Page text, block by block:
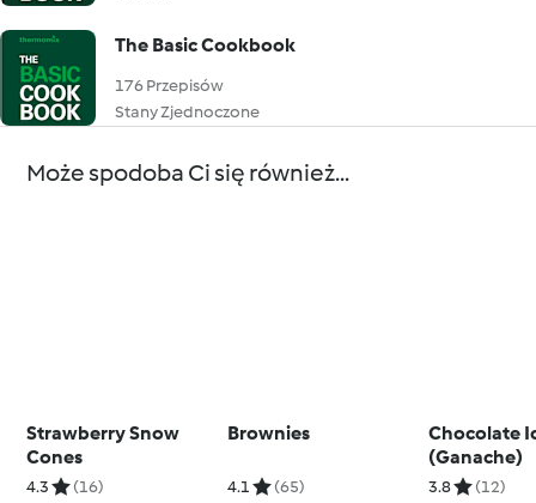
The Basic Cookbook
176 Przepisów
Stany Zjednoczone
Może spodoba Ci się również...
Strawberry Snow
Cones
4.3 (16)
Brownies
4.1 (65)
Chocolate
(Ganache)
3.8 (12)